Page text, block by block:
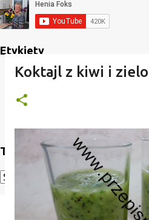
Etykiety
Translate
Powered by Translate
Koktajl z kiwi i